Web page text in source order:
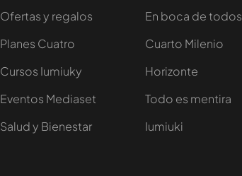
Ofertas y regalos
Planes Cuatro
Cursos Iumiuky
Eventos Mediaset
Salud y Bienestar
En boca de todos
Cuarto Milenio
Horizonte
Todo es mentira
Iumiuki